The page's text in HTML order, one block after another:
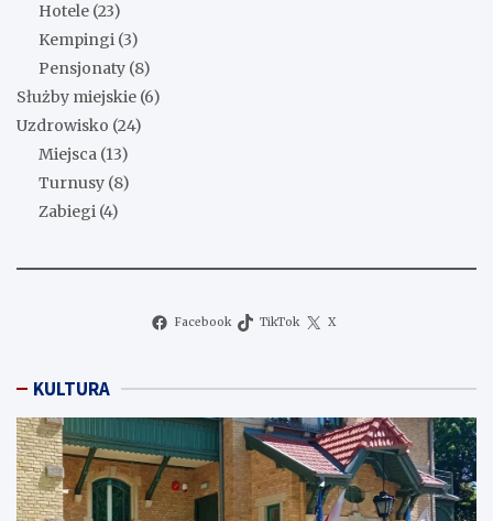
Hotele (23)
Kempingi (3)
Pensjonaty (8)
Służby miejskie (6)
Uzdrowisko (24)
Miejsca (13)
Turnusy (8)
Zabiegi (4)
Facebook TikTok X
KULTURA